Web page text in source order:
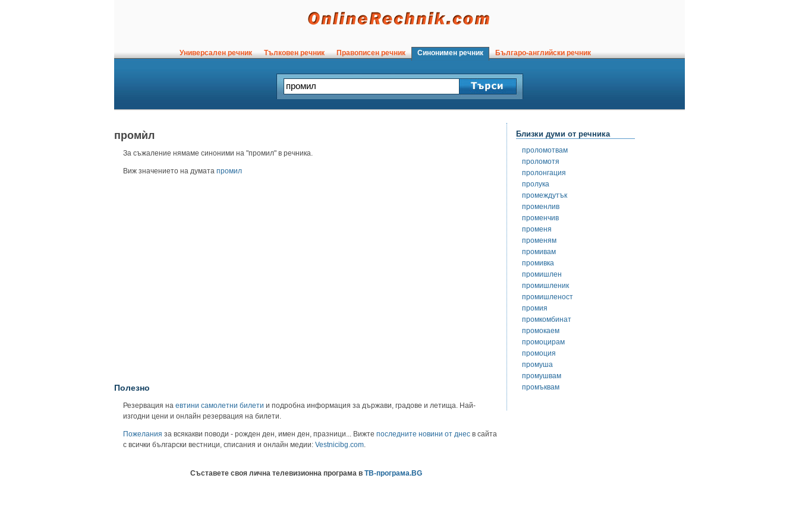
Универсален речник Тълковен речник Правописен речник Синонимен речник Българо-английски речник
промѝл
За съжаление нямаме синоними на "промил" в речника.
Виж значението на думата промил
Полезно
Резервация на евтини самолетни билети и подробна информация за държави, градове и летища. Най-
изгодни цени и онлайн резервация на билети.
Пожелания за всякакви поводи - рожден ден, имен ден, празници... Вижте последните новини от днес в сайта
с всички български вестници, списания и онлайн медии: Vestnicibg.com
Съставете своя лична телевизионна програма в ТВ-програма.BG
Близки думи от речника
проломотвам
проломотя
пролонгация
пролука
промеждутък
променлив
променчив
променя
променям
промивам
промивка
промишлен
промишленик
промишленост
промия
промкомбинат
промокаем
промоцирам
промоция
промуша
промушвам
промъквам